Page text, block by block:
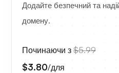
Додайте безпечний та
домену.
Починаючи з $5.99
$3.80/для